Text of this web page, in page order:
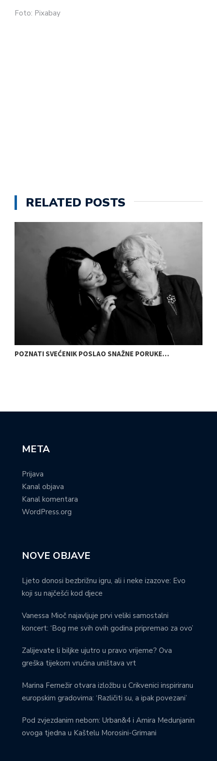
Foto: Pixabay
RELATED POSTS
POZNATI SVEĆENIK POSLAO SNAŽNE PORUKE…
META
Prijava
Kanal objava
Kanal komentara
WordPress.org
NOVE OBJAVE
Ljeto donosi bezbrižnu igru, ali i neke izazove: Evo
koji su najčešći kod djece
Vanessa Mioč najavljuje prvi veliki samostalni
koncert: ‘Bog me svih ovih godina pripremao za ovo’
Zalijevate li biljke ujutro u pravo vrijeme? Ova
greška tijekom vrućina uništava vrt
Marina Fernežir otvara izložbu u Crikvenici inspiriranu
europskim gradovima: ‘Različiti su, a ipak povezani’
Pod zvjezdanim nebom: Urban&4 i Amira Medunjanin
ovoga tjedna u Kaštelu Morosini-Grimani